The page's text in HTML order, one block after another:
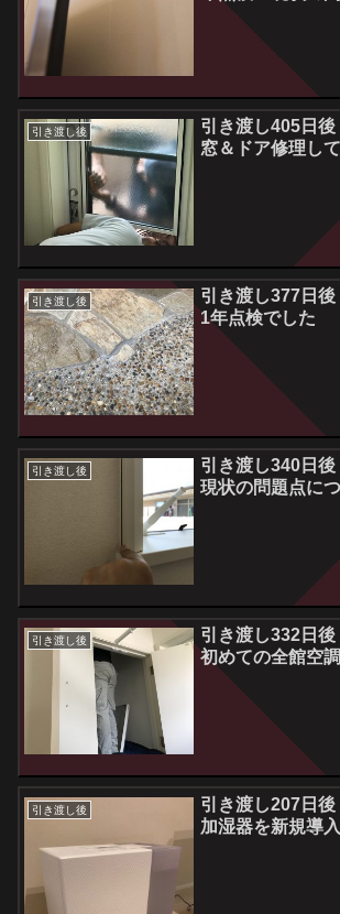
引き渡し後
引き渡し405日後
窓＆ドア修理し
引き渡し後
引き渡し377日後
1年点検でした
引き渡し後
引き渡し340日後
現状の問題点に
引き渡し後
引き渡し332日後
初めての全館空
引き渡し後
引き渡し207日後
加湿器を新規導